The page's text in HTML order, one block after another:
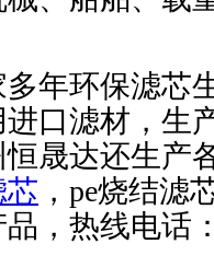
年环保滤芯
口滤材，生
晟达还生产
芯 ， pe烧结滤
，热线电话